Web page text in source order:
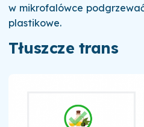
w mikrofalówce
plastikowe.
Tłuszcze trans